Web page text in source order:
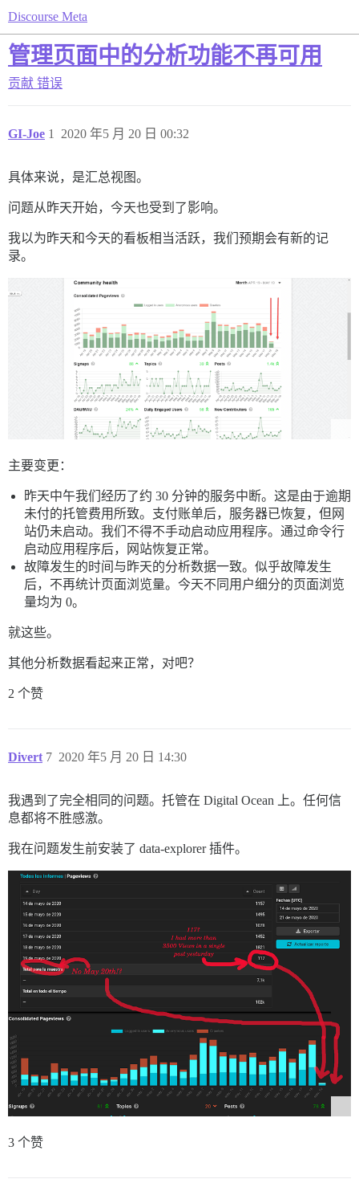
Discourse Meta
管理页面中的分析功能不再可用
贡献 错误
GI-Joe 2020 年5 月 20 日 00:32
1
具体来说，是汇总视图。
问题从昨天开始，今天也受到了影响。
我以为昨天和今天的看板相当活跃，我们预期会有新的记
录。
主要变更：
昨天中午我们经历了约 30 分钟的服务中断。这是由于逾期
未付的托管费用所致。支付账单后，服务器已恢复，但网
站仍未启动。我们不得不手动启动应用程序。通过命令行
启动应用程序后，网站恢复正常。
故障发生的时间与昨天的分析数据一致。似乎故障发生
后，不再统计页面浏览量。今天不同用户细分的页面浏览
量均为 0。
就这些。
其他分析数据看起来正常，对吧？
2 个赞
Divert 2020 年5 月 20 日 14:30
7
我遇到了完全相同的问题。托管在 Digital Ocean 上。任何信
息都将不胜感激。
我在问题发生前安装了 data-explorer 插件。
3 个赞